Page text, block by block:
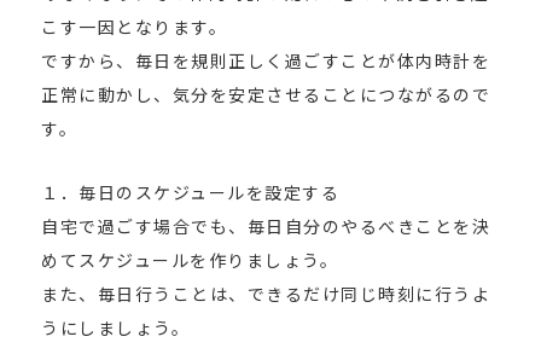
こす一因となります。
ですから、毎日を規則正しく過ごすことが体内時計を
正常に動かし、気分を安定させることにつながるので
す。
１．毎日のスケジュールを設定する
自宅で過ごす場合でも、毎日自分のやるべきことを決
めてスケジュールを作りましょう。
また、毎日行うことは、できるだけ同じ時刻に行うよ
うにしましょう。